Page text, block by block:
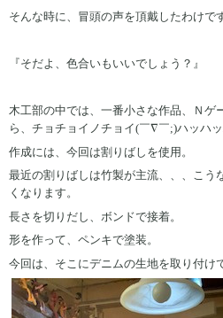
そんな時に、冒頭の声を頂戴したわけで
『そだよ、色合いもいいでしょう？』
木工部の中では、一番小さな作品、Ｎゲ
ら、チョチョイノチョイ(￣∇￣;)ハッハ
作成には、今回は割りばしを使用。
最近の割りばしは竹製が主流、、、こう
くなります。
長さを切りだし、ボンドで接着。
形を作って、ペンキで塗装。
今回は、そこにデニムの生地を取り付け